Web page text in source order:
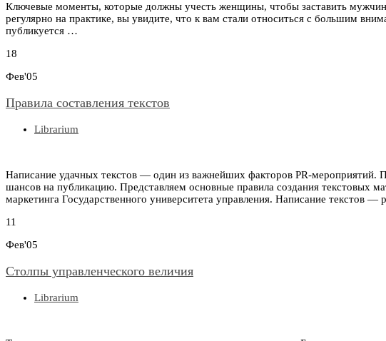
Ключевые моменты, которые должны учесть женщины, чтобы заставить
регулярно на практике, вы увидите, что к вам стали относиться с большим
публикуется …
18
Фев'05
Правила составления текстов
Librarium
Написание удачных текстов — один из важнейших факторов PR-мероприятий.
шансов на публикацию. Представляем основные правила создания текстовых
маркетинга Государственного университета управления. Написание текстов —
11
Фев'05
Столпы управленческого величия
Librarium